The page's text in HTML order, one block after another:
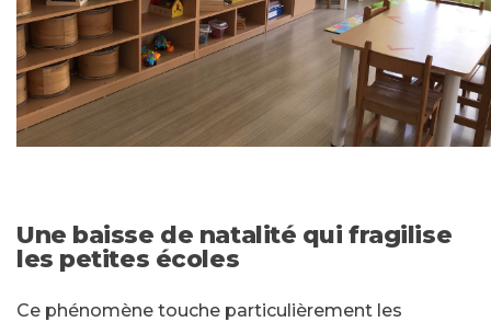
Une baisse de natalité qui fragilise
les petites écoles
Ce phénomène touche particulièrement les